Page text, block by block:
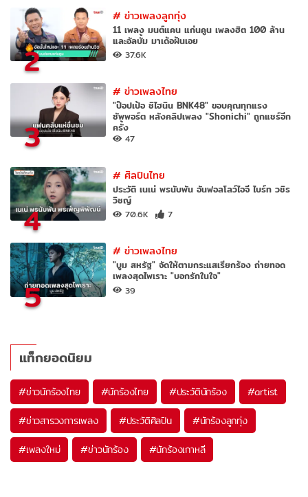
2
#ข่าวเพลงลูกทุ่ง
11 เพลง มนต์แคน แก่นคูน เพลงฮิต 100 ล้าน
และอัลบั้ม มาเด้อฝันเอย
37.6K
3
#ข่าวเพลงไทย
"ป๊อปเป้อ ชิไฮนิน BNK48" ขอบคุณทุกแรง
ซัพพอร์ต หลังคลิปเพลง "Shonichi" ถูกแชร์อีก
ครั้ง
47
4
#ศิลปินไทย
ประวัติ เนเน่ พรนับพัน อันฟอลโลว์ไอจี ไบร์ท วชิร
วิชญ์
70.6K 7
5
#ข่าวเพลงไทย
"บูม สหรัฐ" จัดให้ตามกระแสเรียกร้อง ถ่ายทอด
เพลงสุดไพเราะ "บอกรักในใจ"
39
แท็กยอดนิยม
#ข่าวนักร้องไทย #นักร้องไทย #ประวัตินักร้อง #artist
#ข่าวสารวงการเพลง #ประวัติศิลปิน #นักร้องลูกทุ่ง
#เพลงใหม่ #ข่าวนักร้อง #นักร้องเกาหลี